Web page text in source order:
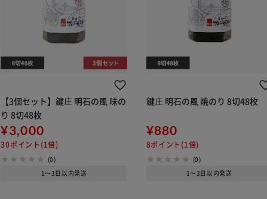
【3個セット】鍵庄 明石の風 味の
り 8切48枚
¥3,000
30ポイント(1倍)
(0)
1～3日以内発送
鍵庄 明石の風 焼のり 8切48枚
¥880
8ポイント(1倍)
(0)
1～3日以内発送